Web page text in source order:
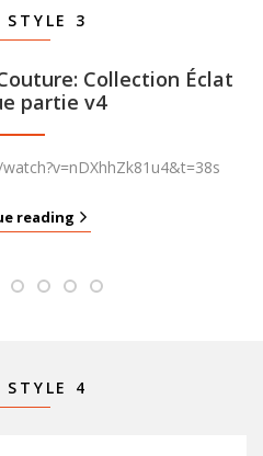
STYLE 3
Collection Éclat
partie v4
reading
STYLE 4